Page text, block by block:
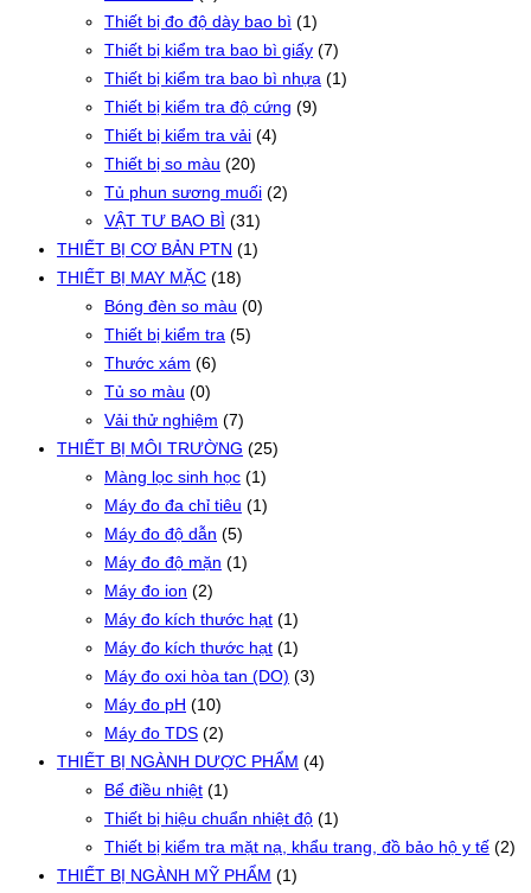
Thiết bị đo độ dày bao bì (1)
Thiết bị kiểm tra bao bì giấy (7)
Thiết bị kiểm tra bao bì nhựa (1)
Thiết bị kiểm tra độ cứng (9)
Thiết bị kiểm tra vải (4)
Thiết bị so màu (20)
Tủ phun sương muối (2)
VẬT TƯ BAO BÌ (31)
THIẾT BỊ CƠ BẢN PTN (1)
THIẾT BỊ MAY MẶC (18)
Bóng đèn so màu (0)
Thiết bị kiểm tra (5)
Thước xám (6)
Tủ so màu (0)
Vải thử nghiệm (7)
THIẾT BỊ MÔI TRƯỜNG (25)
Màng lọc sinh học (1)
Máy đo đa chỉ tiêu (1)
Máy đo độ dẫn (5)
Máy đo độ mặn (1)
Máy đo ion (2)
Máy đo kích thước hạt (1)
Máy đo kích thước hạt (1)
Máy đo oxi hòa tan (DO) (3)
Máy đo pH (10)
Máy đo TDS (2)
THIẾT BỊ NGÀNH DƯỢC PHẨM (4)
Bể điều nhiệt (1)
Thiết bị hiệu chuẩn nhiệt độ (1)
Thiết bị kiểm tra mặt nạ, khẩu trang, đồ bảo hộ y tế (2)
THIẾT BỊ NGÀNH MỸ PHẨM (1)